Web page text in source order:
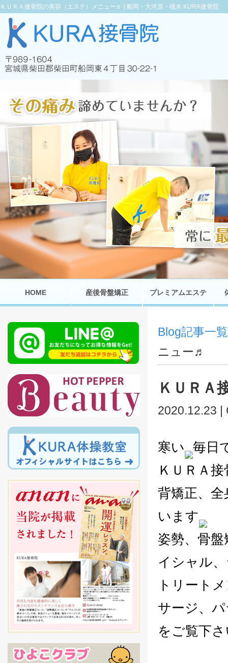
ＫＵＲＡ接骨院の美容（エステ）メニュー♬ | 船岡・大河原・槻木 KURA接骨院
HOME 産後骨盤矯正 プレミアムエステ
Blog記事一覧
ニュー♬
ＫＵＲＡ
2020.12.23
寒い
毎日
ＫＵＲＡ
背矯正、
います
姿勢、骨
イシャル
トリート
サージ、
をご覧下